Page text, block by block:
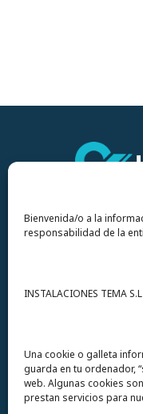
Bienvenida/o a la
responsabilidad de la
INSTALACIONES TEMA S.L
Una cookie o galleta
guarda en tu ordenador,
web. Algunas cookies
prestan servicios para
S.L. Avda
12200